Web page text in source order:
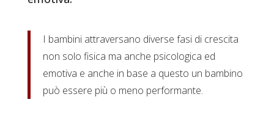
I bambini attraversano diverse fasi di crescita
non solo fisica ma anche psicologica ed
emotiva e anche in base a questo un bambino
può essere più o meno performante.